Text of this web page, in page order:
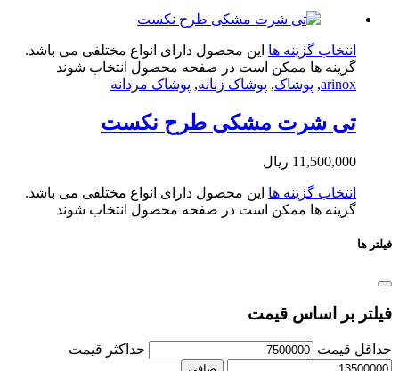
گزینه ها این محصول دارای انواع مختلفی می باشد.
ها ممکن است در صفحه محصول انتخاب شوند
پوشاک,پوشاک زنانه,پوشاک مردانه
شرت مشکی طرح نکست
ریال
گزینه ها این محصول دارای انواع مختلفی می باشد.
ها ممکن است در صفحه محصول انتخاب شوند
اساس قیمت
حداكثر قيمت